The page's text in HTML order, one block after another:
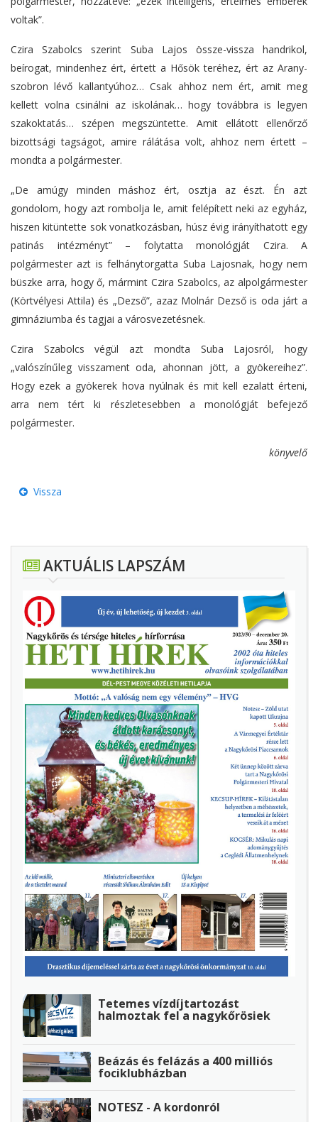
voltak”.
Czira Szabolcs szerint Suba Lajos össze-vissza handrikol,
beírogat, mindenhez ért, értett a Hősök teréhez, ért az Arany-
szobron lévő kallantyúhoz… Csak ahhoz nem ért, amit meg
kellett volna csinálni az iskolának… hogy továbbra is legyen
szakoktatás… szépen megszüntette. Amit ellátott ellenőrző
bizottsági tagságot, amire rálátása volt, ahhoz nem értett –
mondta a polgármester.
„De amúgy minden máshoz ért, osztja az észt. Én azt
gondolom, hogy azt rombolja le, amit felépített neki az egyház,
hiszen kitüntette sok vonatkozásban, húsz évig irányíthatott egy
patinás intézményt” – folytatta monológját Czira. A
polgármester azt is felhánytorgatta Suba Lajosnak, hogy nem
büszke arra, hogy ő, mármint Czira Szabolcs, az alpolgármester
(Körtvélyesi Attila) és „Dezső”, azaz Molnár Dezső is oda járt a
gimnáziumba és tagjai a városvezetésnek.
Czira Szabolcs végül azt mondta Suba Lajosról, hogy
„valószínűleg visszament oda, ahonnan jött, a gyökereihez”.
Hogy ezek a gyökerek hova nyúlnak és mit kell ezalatt érteni,
arra nem tért ki részletesebben a monológját befejező
polgármester.
könyvelő
Vissza
AKTUÁLIS LAPSZÁM
Tetemes vízdíjtartozást
halmoztak fel a nagykőrösiek
Beázás és felázás a 400 milliós
fociklubházban
NOTESZ - A kordonról